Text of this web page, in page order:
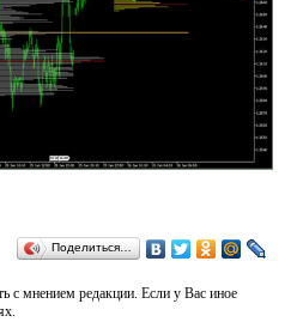
Поделиться…
с мнением редакции. Если у Вас иное